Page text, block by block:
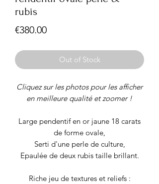
rubis
€380.00Price
Out of Stock
Cliquez sur les photos pour les afficher
en meilleure qualité et zoomer !
Large pendentif en or jaune 18 carats
de forme ovale,
Serti d'une perle de culture,
Epaulée de deux rubis taille brillant.
Riche jeu de textures et reliefs :